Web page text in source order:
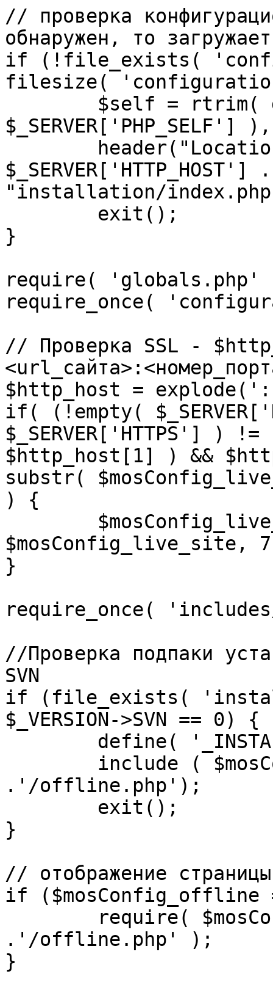
// проверка
обнаружен, то
if (!file_exists(
filesize(
"installation/
}
require(
require_once(
// Проверка SSL -
$http_host = explode(':',
if( (!empty(
$_SERVER['HTTPS']
$http_host[1] ) &&
substr(
) {
$mosConfig_live_site,
}
require_once(
//Проверка подпаки
SVN
if (file_exists(
$_VERSION->SVN == 0) {
.'/offline.php');
}
// отображение
if ($mosConfig_offline
.'/offline.php' );
}